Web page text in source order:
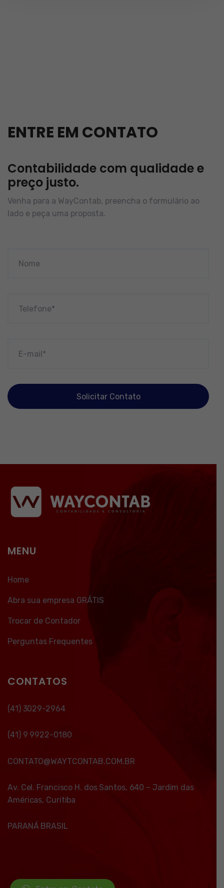
ENTRE EM CONTATO
Contabilidade com qualidade e
preço justo.
Venha para a WayContab, preencha o formulário ao
lado e peça uma proposta.
MENU
Home
Abra sua empresa GRÁTIS
Trocar de Contador
Perguntas Frequentes
CONTATOS
(41) 3029-2964
(41) 9 9922-0180
CONTATO@WAYTCONTAB.COM.BR
Av. Cel. Francisco H. dos Santos, 640 – Jardim das
Américas, Curitiba
PARANÁ BRASIL